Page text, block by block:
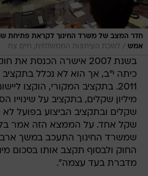
חדר המצב של משרד החינוך לקראת פתיחת
אמש / לשכת העיתונות הממשלתית, חיים צח
בשנת 2007 אישרה הכנסת
כיתה י"ב, אך הוא לא נכלל
מיליון שקלים, בתקציב על שינוייו
שקלים ובתקציב הביצוע בפועל
שקל אחד. על הממצא הזה אמר
שמשרד החינוך התעכב במשך
החוק ולבסוף תקצב אותו בסכום
מדברת בעד עצמה".